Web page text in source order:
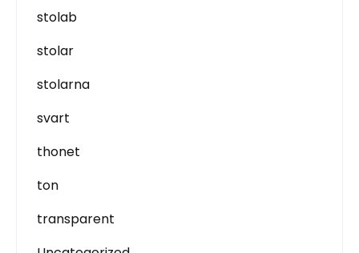
stolab
stolar
stolarna
svart
thonet
ton
transparent